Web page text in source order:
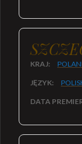
KRAJ:
JĘZYK:
DATA